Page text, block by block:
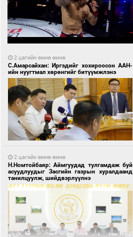
2 цагийн өмнө өмнө
С.Амарсайхан: Иргэдийг хохироосон ААН-
ийн нуугтмал хөрөнгийг битүүмжлэнэ
2 цагийн өмнө өмнө
Н.Номтойбаяр: Аймгуудад тулгамдаж буй
асуудлуудыг Засгийн газрын хуралдаанд
танилцуулж, шийдвэрлүүлнэ